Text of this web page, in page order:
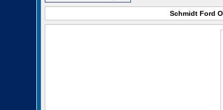
Schmidt Ford